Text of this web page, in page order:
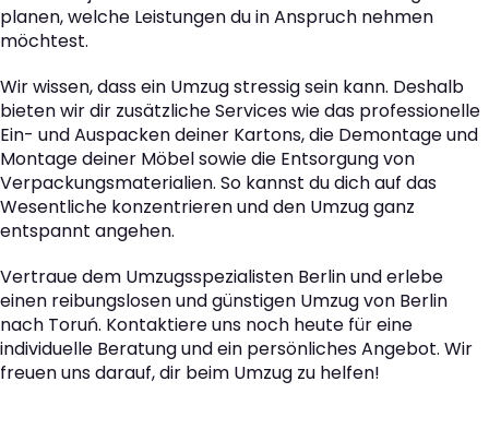
planen, welche Leistungen du in Anspruch nehmen
möchtest.
Wir wissen, dass ein Umzug stressig sein kann. Deshalb
bieten wir dir zusätzliche Services wie das professionelle
Ein- und Auspacken deiner Kartons, die Demontage und
Montage deiner Möbel sowie die Entsorgung von
Verpackungsmaterialien. So kannst du dich auf das
Wesentliche konzentrieren und den Umzug ganz
entspannt angehen.
Vertraue dem Umzugsspezialisten Berlin und erlebe
einen reibungslosen und günstigen Umzug von Berlin
nach Toruń. Kontaktiere uns noch heute für eine
individuelle Beratung und ein persönliches Angebot. Wir
freuen uns darauf, dir beim Umzug zu helfen!